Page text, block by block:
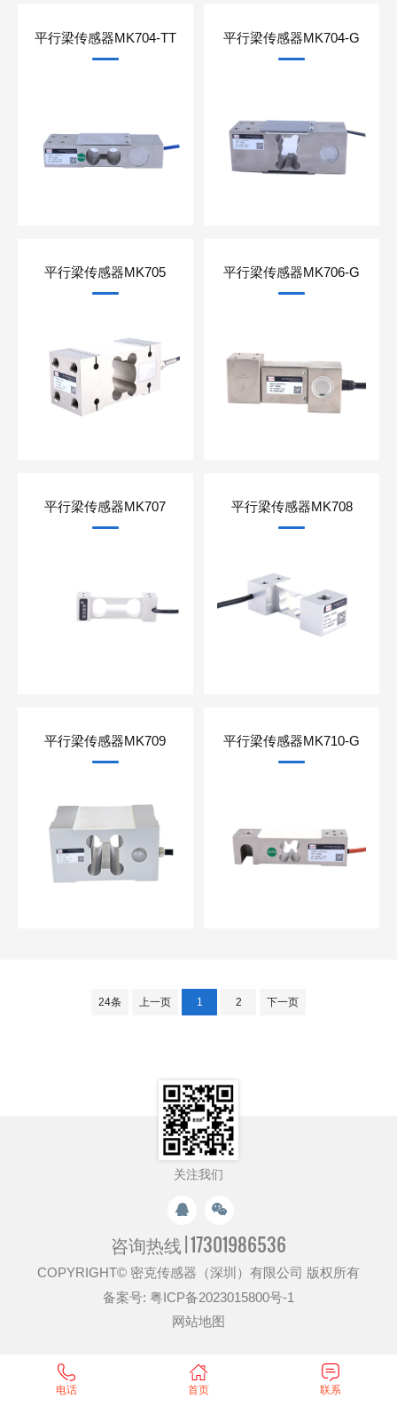
平行梁传感器MK704-TT 平行梁传感器MK704-G
平行梁传感器MK705 平行梁传感器MK706-G
平行梁传感器MK707 平行梁传感器MK708
平行梁传感器MK709 平行梁传感器MK710-G
24条 上一页 1 2 下一页
关注我们
咨询热线 |17301986536
COPYRIGHT© 密克传感器（深圳）有限公司 版权所有
备案号: 粤ICP备2023015800号-1
网站地图
电话 首页 联系